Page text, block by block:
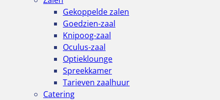
Gekoppelde zalen
Goedzien-zaal
Knipoog-zaal
Oculus-zaal
Optieklounge
Spreekkamer
Tarieven zaalhuur
Catering